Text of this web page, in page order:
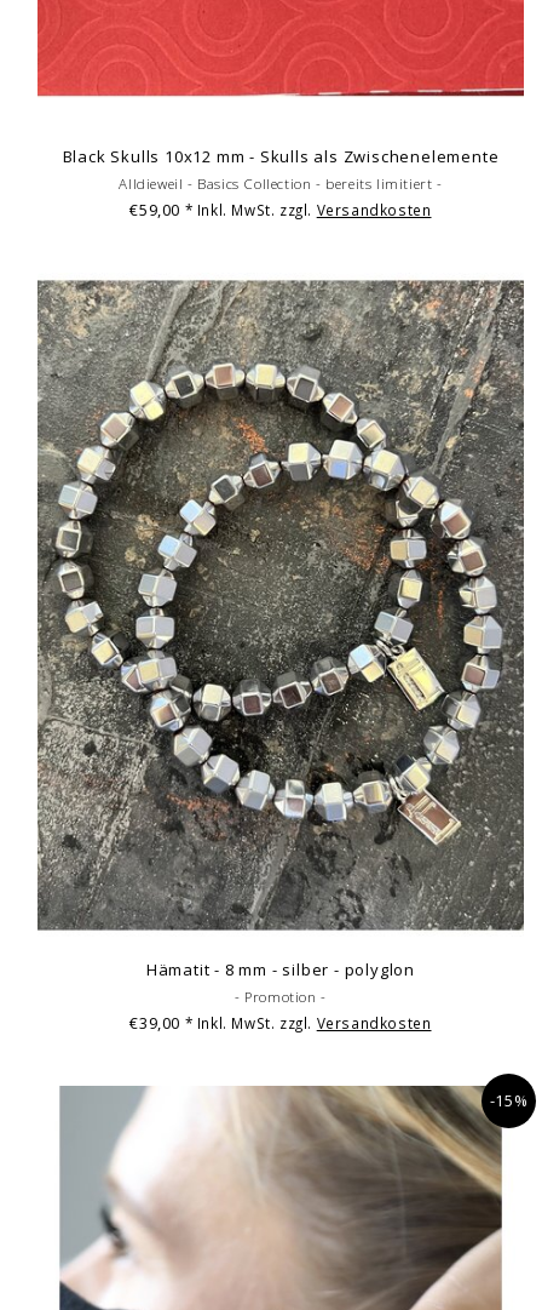
Black Skulls 10x12 mm - Skulls als Zwischenelemente
Alldieweil - Basics Collection - bereits limitiert -
€59,00 * Inkl. MwSt. zzgl. Versandkosten
Hämatit - 8 mm - silber - polyglon
- Promotion -
€39,00 * Inkl. MwSt. zzgl. Versandkosten
-15%